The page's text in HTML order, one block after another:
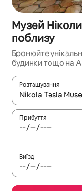
Музей
поблизу
Бронюйте
будинки тощо на
Розташування
Отримавши
Прибуття
Виїзд